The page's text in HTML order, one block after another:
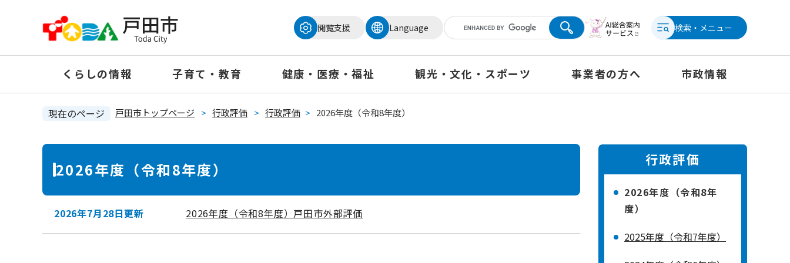
の
頭
閲覧支援
Language 検索・メニュー
くらしの情報 子育て・教育 健康・医療・福祉 観光・文化・スポーツ 事業者の方へ 市政情報
現在のページ 戸田市トップページ > 行政評価 > 行政評価 > 2026年度（令和8年度）
本
2026年度（令和8年度）
2026年7月28日更新 2026年度（令和8年度）戸田市外部評価
行政評価
2026年度（令和8年
度）
2025年度（令和7年度）